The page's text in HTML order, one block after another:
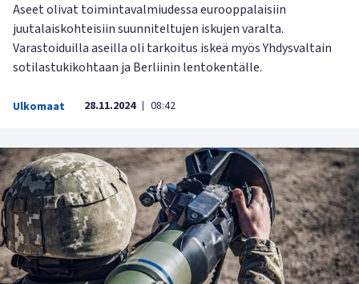
Aseet olivat toimintavalmiudessa eurooppalaisiin
juutalaiskohteisiin suunniteltujen iskujen varalta.
Varastoiduilla aseilla oli tarkoitus iskeä myös Yhdysvaltain
sotilastukikohtaan ja Berliinin lentokentälle.
Ulkomaat 28.11.2024 | 08:42